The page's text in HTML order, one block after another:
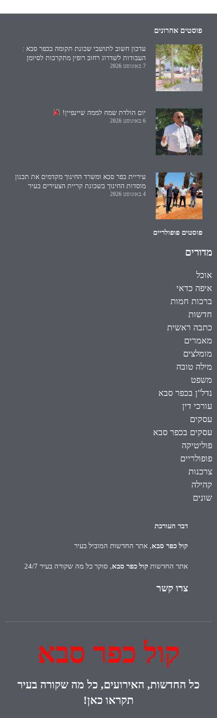
פוסטים אחרונים
עדכון חשוב לתושבי שכונת תקומה בכפר סבא :
העבודות לשדרוג רחוב רופין מתקרבות לסיומן
7 באוגוסט 2026
יום הולדת שמח לממה שיינפיין!
6 באוגוסט 2026
עיריית כפר סבא ומשרד החינוך מקדמים את תכנון
מוסדות החינוך בשכונת קריית הצעירים בעיר
4 באוגוסט 2026
פוסטים פופולריים
מדורים
אוכל
איפה כדאי
ברכות חמות
חדשות
כתבה ראשית
מאמרים
מומלצים
מילה טובה
משפט
נדל"ן בכפר סבא
עורכי דין
עסקים
עסקים בכפר סבא
פוליטיקה
פופולריים
צרכנות
קהילה
שונים
דבר העורכת
קול כפר סבא, אתר החדשות המוביל בעיר
אתר החדשות קול כפר סבא, סוקר כל מה שקורה בעיר 24/7
צרו קשר
קול כפר סבא
כל החדשות, האירועים, כל מה שקורה בעיר
תקראו כאן!